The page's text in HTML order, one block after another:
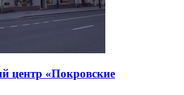
центр «Покровские